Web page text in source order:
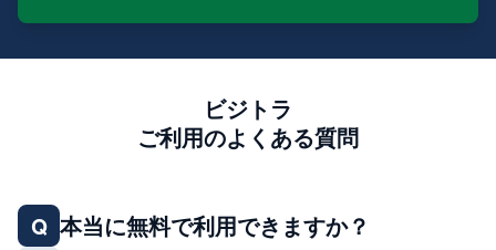
ビジトラ
ご利用のよくある質問
Q 本当に無料で利用できますか？